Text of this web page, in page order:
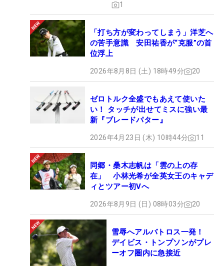
1
「打ち方が変わってしまう」洋芝へ
の苦手意識 安田祐香が“克服”の首
位浮上
2026年8月8日 (土) 18時49分 20
ゼロトルク全盛でもあえて使いた
い！ タッチが出せてミスに強い最
新『ブレードパター』
2026年4月23日 (木) 10時44分 11
同郷・桑木志帆は「雲の上の存
在」 小林光希が全英女王のキャデ
ィとツアー初Vへ
2026年8月9日 (日) 08時03分 20
雪辱へアルバトロス一発！
デイビス・トンプソンがプレ
ーオフ圏内に急接近